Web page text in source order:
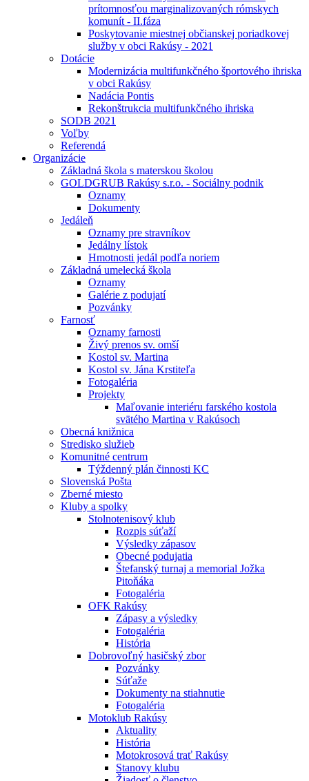
prítomnosťou marginalizovaných rómskych
komunít - II.fáza
Poskytovanie miestnej občianskej poriadkovej
služby v obci Rakúsy - 2021
Dotácie
Modernizácia multifunkčného športového ihriska
v obci Rakúsy
Nadácia Pontis
Rekonštrukcia multifunkčného ihriska
SODB 2021
Voľby
Referendá
Organizácie
Základná škola s materskou školou
GOLDGRUB Rakúsy s.r.o. - Sociálny podnik
Oznamy
Dokumenty
Jedáleň
Oznamy pre stravníkov
Jedálny lístok
Hmotnosti jedál podľa noriem
Základná umelecká škola
Oznamy
Galérie z podujatí
Pozvánky
Farnosť
Oznamy farnosti
Živý prenos sv. omší
Kostol sv. Martina
Kostol sv. Jána Krstiteľa
Fotogaléria
Projekty
Maľovanie interiéru farského kostola
svätého Martina v Rakúsoch
Obecná knižnica
Stredisko služieb
Komunitné centrum
Týždenný plán činnosti KC
Slovenská Pošta
Zberné miesto
Kluby a spolky
Stolnotenisový klub
Rozpis súťaží
Výsledky zápasov
Obecné podujatia
Štefanský turnaj a memorial Jožka
Pitoňáka
Fotogaléria
OFK Rakúsy
Zápasy a výsledky
Fotogaléria
História
Dobrovoľný hasičský zbor
Pozvánky
Súťaže
Dokumenty na stiahnutie
Fotogaléria
Motoklub Rakúsy
Aktuality
História
Motokrosová trať Rakúsy
Stanovy klubu